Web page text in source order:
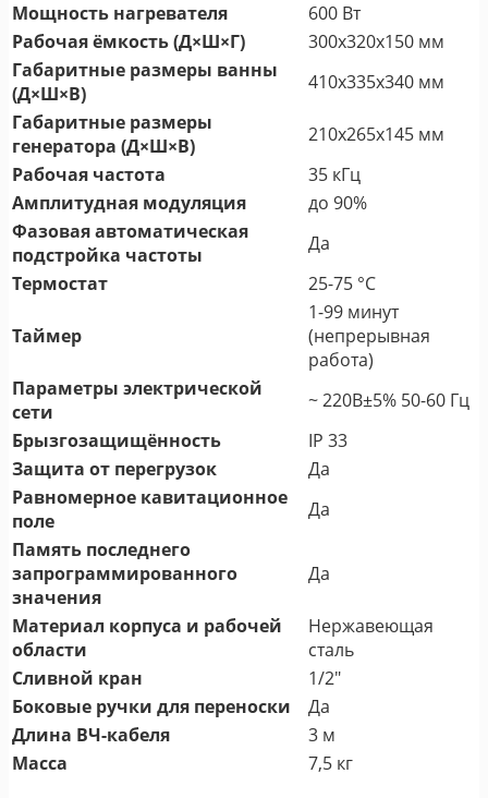
Мощность нагревателя
600 Вт
Рабочая ёмкость (Д×Ш×Г)
300x320x150 мм
Габаритные размеры ванны
(Д×Ш×В)
410x335x340 мм
Габаритные размеры
генератора (Д×Ш×В)
210x265x145 мм
Рабочая частота
35 кГц
Амплитудная модуляция
до 90%
Фазовая автоматическая
подстройка частоты
Да
Термостат
25-75 °С
Таймер
1-99 минут
(непрерывная
работа)
Параметры электрической
сети
~ 220В±5% 50-60 Гц
Брызгозащищённость
IP 33
Защита от перегрузок
Да
Равномерное кавитационное
поле
Да
Память последнего
запрограммированного
значения
Да
Материал корпуса и рабочей
области
Нержавеющая
сталь
Сливной кран
1/2"
Боковые ручки для переноски
Да
Длина ВЧ-кабеля
3 м
Масса
7,5 кг